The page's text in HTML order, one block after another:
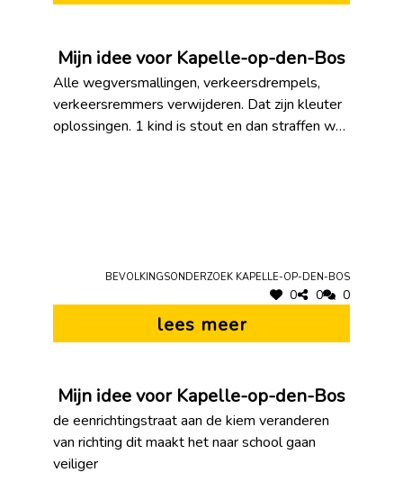
Mijn idee voor Kapelle-op-den-Bos
Alle wegversmallingen, verkeersdrempels,
verkeersremmers verwijderen. Dat zijn kleuter
oplossingen. 1 kind is stout en dan straffen we
Bevolkingsonderzoek Kapelle-op-den-Bos
0 0 0
lees meer
Mijn idee voor Kapelle-op-den-Bos
de eenrichtingstraat aan de kiem veranderen
van richting dit maakt het naar school gaan
veiliger